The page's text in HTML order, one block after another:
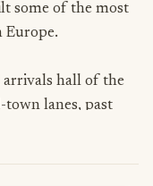
some of the most
Europe.
arrivals hall of the
lanes, past
to a modest